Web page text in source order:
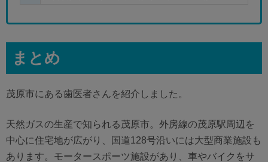
まとめ
茂原市にある歯医者さんを紹介しました。
天然ガスの生産で知られる茂原市。外房線の茂原駅周辺を
中心に住宅地が広がり、国道128号沿いには大型商業施設も
あります。モータースポーツ施設があり、車やバイクをサ